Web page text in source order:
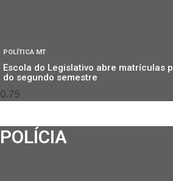
POLÍTICA MT
Escola do Legislativo abre matrículas
do segundo semestre
POLÍCIA